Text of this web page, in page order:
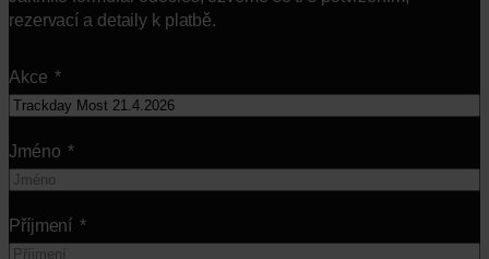
rezervací a detaily k platbě.
Akce
Jméno
Příjmení